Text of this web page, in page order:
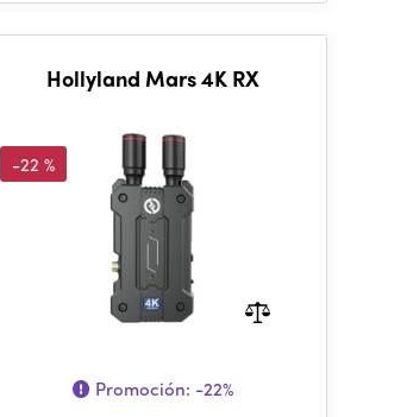
Hollyland Mars 4K RX
-22 %
Promoción: -22%